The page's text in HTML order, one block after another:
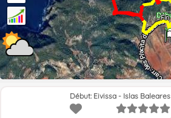
Fin
Début: Eivissa - Islas